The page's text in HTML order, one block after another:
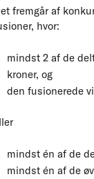
fremgår af
hvor:
mindst 2 af de
kroner, og
den fusionerede
mindst én af de
mindst én af de